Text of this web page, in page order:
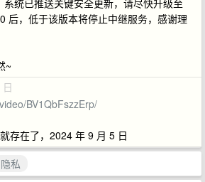
后，低于该版本将停止中继服务，感谢理
~
BV1QbFszzErp/
存在了，2024 年 9 月 5 日
隐私